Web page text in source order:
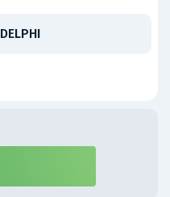
DELPHI